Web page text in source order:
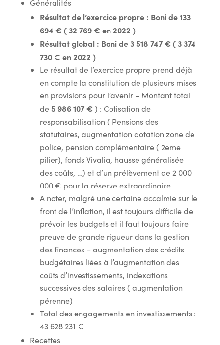
Généralités
Résultat de l’exercice propre : Boni de 133
694 € ( 32 769 € en 2022 )
Résultat global : Boni de 3 518 747 € ( 3 374
730 € en 2022 )
Le résultat de l’exercice propre prend déjà
en compte la constitution de plusieurs mises
en provisions pour l’avenir – Montant total
de 5 986 107 € ) : Cotisation de
responsabilisation ( Pensions des
statutaires, augmentation dotation zone de
police, pension complémentaire ( 2eme
pilier), fonds Vivalia, hausse généralisée
des coûts, …) et d’un prélèvement de 2 000
000 € pour la réserve extraordinaire
A noter, malgré une certaine accalmie sur le
front de l’inflation, il est toujours difficile de
prévoir les budgets et il faut toujours faire
preuve de grande rigueur dans la gestion
des finances – augmentation des crédits
budgétaires liées à l’augmentation des
coûts d’investissements, indexations
successives des salaires ( augmentation
pérenne)
Total des engagements en investissements :
43 628 231 €
Recettes